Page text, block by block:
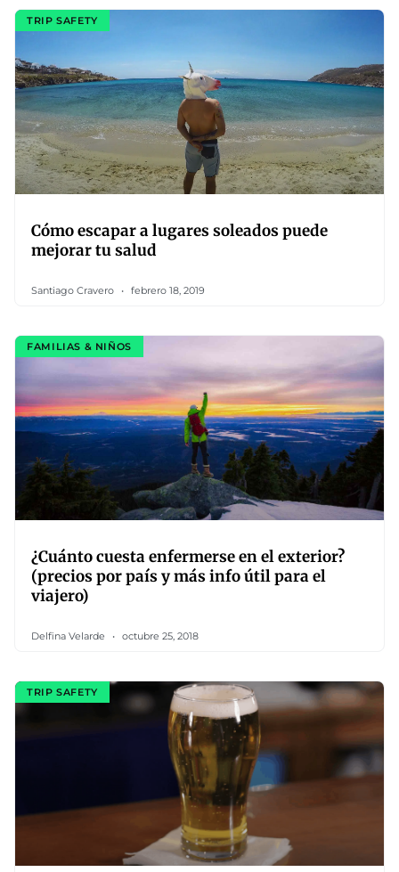
TRIP SAFETY
Cómo escapar a lugares soleados puede
mejorar tu salud
Santiago Cravero febrero 18, 2019
FAMILIAS & NIÑOS
¿Cuánto cuesta enfermerse en el exterior?
(precios por país y más info útil para el
viajero)
Delfina Velarde octubre 25, 2018
TRIP SAFETY